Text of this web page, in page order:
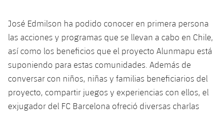
José Edmilson ha podido conocer en primera persona
las acciones y programas que se llevan a cabo en Chile,
así como los beneficios que el proyecto Alunmapu está
suponiendo para estas comunidades. Además de
conversar con niños, niñas y familias beneficiarios del
proyecto, compartir juegos y experiencias con ellos, el
exjugador del FC Barcelona ofreció diversas charlas